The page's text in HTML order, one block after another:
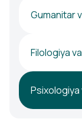
Gumanitar
Filologiya